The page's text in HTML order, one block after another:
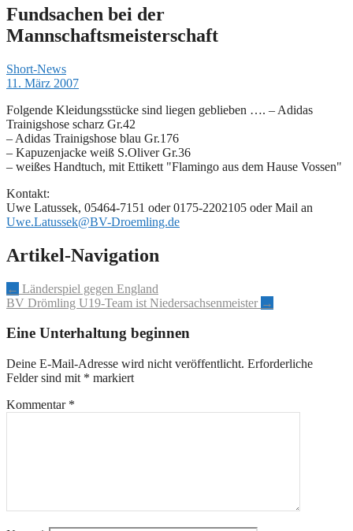
Fundsachen bei der
Mannschaftsmeisterschaft
Short-News
11. März 2007
Folgende Kleidungsstücke sind liegen geblieben …. – Adidas
Trainigshose scharz Gr.42
– Adidas Trainigshose blau Gr.176
– Kapuzenjacke weiß S.Oliver Gr.36
– weißes Handtuch, mit Ettikett "Flamingo aus dem Hause Vossen"
Kontakt:
Uwe Latussek, 05464-7151 oder 0175-2202105 oder Mail an
Uwe.Latussek@BV-Droemling.de
Artikel-Navigation
← Länderspiel gegen England
BV Drömling U19-Team ist Niedersachsenmeister →
Eine Unterhaltung beginnen
Deine E-Mail-Adresse wird nicht veröffentlicht. Erforderliche
Felder sind mit * markiert
Kommentar *